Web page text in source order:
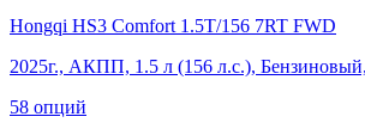
Hongqi HS3 Comfort 1.5Т/156 7RT FWD
2025г., АКПП, 1.5 л (156 л.с.),
58 опций